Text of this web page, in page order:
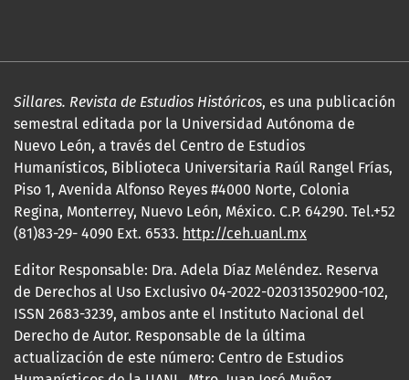
Sillares. Revista de Estudios Históricos, es una publicación
semestral editada por la Universidad Autónoma de
Nuevo León, a través del Centro de Estudios
Humanísticos, Biblioteca Universitaria Raúl Rangel Frías,
Piso 1, Avenida Alfonso Reyes #4000 Norte, Colonia
Regina, Monterrey, Nuevo León, México. C.P. 64290. Tel.+52
(81)83-29- 4090 Ext. 6533. http://ceh.uanl.mx
Editor Responsable: Dra. Adela Díaz Meléndez. Reserva
de Derechos al Uso Exclusivo 04-2022-020313502900-102,
ISSN 2683-3239, ambos ante el Instituto Nacional del
Derecho de Autor. Responsable de la última
actualización de este número: Centro de Estudios